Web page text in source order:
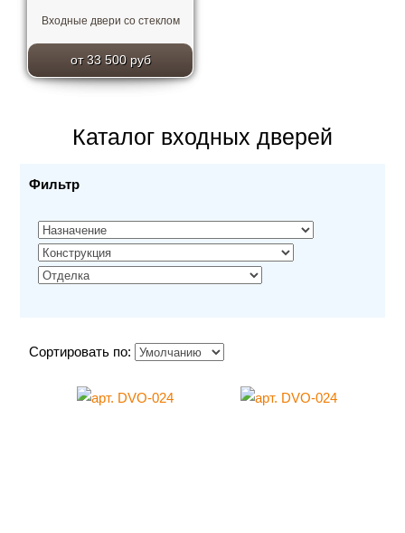
Входные двери со стеклом
от 33 500 руб
Каталог входных дверей
Фильтр
Сортировать по: